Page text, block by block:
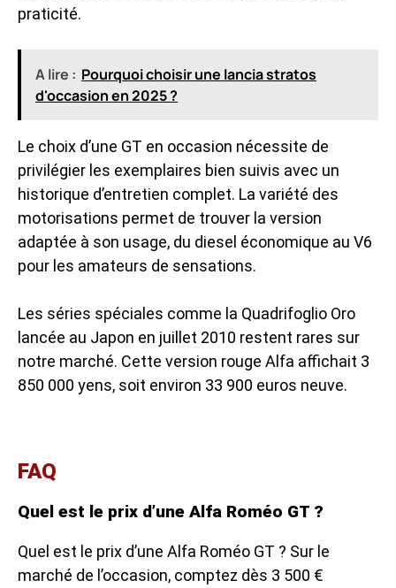
praticité.
A lire : Pourquoi choisir une lancia stratos
d'occasion en 2025 ?
Le choix d’une GT en occasion nécessite de
privilégier les exemplaires bien suivis avec un
historique d’entretien complet. La variété des
motorisations permet de trouver la version
adaptée à son usage, du diesel économique au V6
pour les amateurs de sensations.
Les séries spéciales comme la Quadrifoglio Oro
lancée au Japon en juillet 2010 restent rares sur
notre marché. Cette version rouge Alfa affichait 3
850 000 yens, soit environ 33 900 euros neuve.
FAQ
Quel est le prix d’une Alfa Roméo GT ?
Quel est le prix d’une Alfa Roméo GT ? Sur le
marché de l’occasion, comptez dès 3 500 €